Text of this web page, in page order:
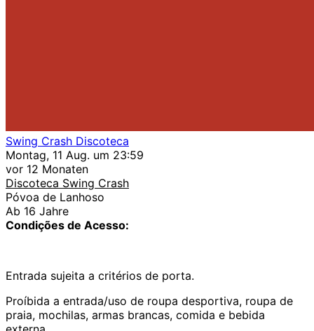
Swing Crash Discoteca
Montag, 11 Aug. um 23:59
vor 12 Monaten
Discoteca Swing Crash
Póvoa de Lanhoso
Ab 16 Jahre
Condições de Acesso:
Entrada sujeita a critérios de porta.
Proíbida a entrada/uso de roupa desportiva, roupa de
praia, mochilas, armas brancas, comida e bebida